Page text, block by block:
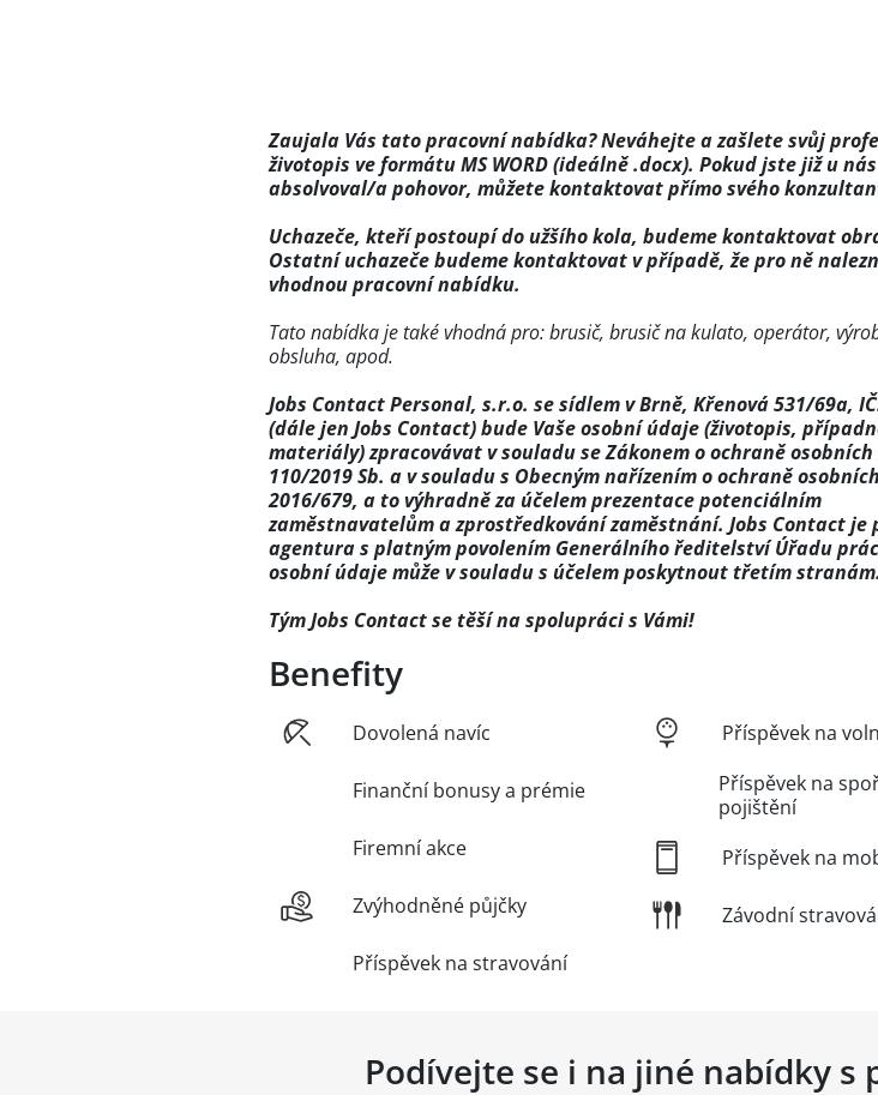
Zaujala Vás tato pracovní nabídka? Neváhejte a zašlete svůj
životopis ve formátu MS WORD (ideálně .docx). Pokud jste již u nás
absolvoval/a pohovor, můžete kontaktovat přímo svého
Uchazeče, kteří postoupí do užšího kola, budeme kontaktovat
Ostatní uchazeče budeme kontaktovat v případě, že pro ně
vhodnou pracovní nabídku.
Tato nabídka je také vhodná pro: brusič, brusič na kulato, operátor,
obsluha, apod.
Jobs Contact Personal, s.r.o. se sídlem v Brně, Křenová 531/69a,
(dále jen Jobs Contact) bude Vaše osobní údaje (životopis,
materiály) zpracovávat v souladu se Zákonem o ochraně
110/2019 Sb. a v souladu s Obecným nařízením o ochraně
2016/679, a to výhradně za účelem prezentace potenciálním
zaměstnavatelům a zprostředkování zaměstnání. Jobs Contact je
agentura s platným povolením Generálního ředitelství Úřadu
osobní údaje může v souladu s účelem poskytnout třetím stranám.
Tým Jobs Contact se těší na spolupráci s Vámi!
Benefity
Dovolená navíc
Finanční bonusy a prémie
Firemní akce
Zvýhodněné půjčky
Příspěvek na stravování
Příspěvek na
Příspěvek na
pojištění
Příspěvek na
Závodní
Podívejte se i na jiné nabídky